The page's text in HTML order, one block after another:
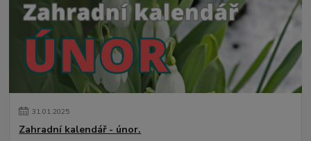
31.01.2025
Zahradní kalendář - únor.